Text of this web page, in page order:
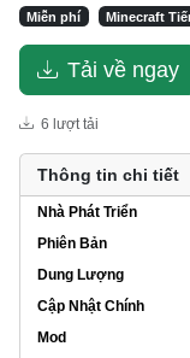
Miễn phí Minecraft
Tải về ngay
6 lượt tải
Thông tin chi tiết
Nhà Phát Triển
Phiên Bản
Dung Lượng
Cập Nhật Chính
Mod